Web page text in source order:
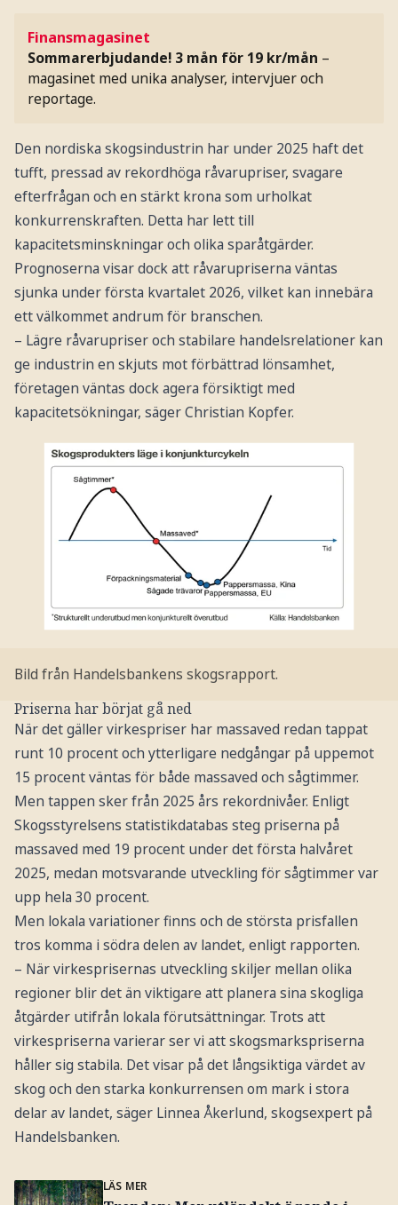
Finansmagasinet
Sommarerbjudande! 3 mån för 19 kr/mån –
magasinet med unika analyser, intervjuer och
reportage.
Den nordiska skogsindustrin har under 2025 haft det
tufft, pressad av rekordhöga råvarupriser, svagare
efterfrågan och en stärkt krona som urholkat
konkurrenskraften. Detta har lett till
kapacitetsminskningar och olika sparåtgärder.
Prognoserna visar dock att råvarupriserna väntas
sjunka under första kvartalet 2026, vilket kan innebära
ett välkommet andrum för branschen.
– Lägre råvarupriser och stabilare handelsrelationer kan
ge industrin en skjuts mot förbättrad lönsamhet,
företagen väntas dock agera försiktigt med
kapacitetsökningar, säger Christian Kopfer.
Bild från Handelsbankens skogsrapport.
Priserna har börjat gå ned
När det gäller virkespriser har massaved redan tappat
runt 10 procent och ytterligare nedgångar på uppemot
15 procent väntas för både massaved och sågtimmer.
Men tappen sker från 2025 års rekordnivåer. Enligt
Skogsstyrelsens statistikdatabas steg priserna på
massaved med 19 procent under det första halvåret
2025, medan motsvarande utveckling för sågtimmer var
upp hela 30 procent.
Men lokala variationer finns och de största prisfallen
tros komma i södra delen av landet, enligt rapporten.
– När virkesprisernas utveckling skiljer mellan olika
regioner blir det än viktigare att planera sina skogliga
åtgärder utifrån lokala förutsättningar. Trots att
virkespriserna varierar ser vi att skogsmarkspriserna
håller sig stabila. Det visar på det långsiktiga värdet av
skog och den starka konkurrensen om mark i stora
delar av landet, säger Linnea Åkerlund, skogsexpert på
Handelsbanken.
LÄS MER